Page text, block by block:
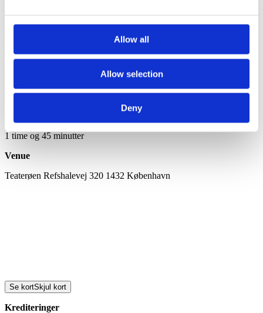
Allow all
Allow selection
Deny
Træning
6.–9.9.2022, 10:00
1 time og 45 minutter
Venue
Teaterøen Refshalevej 320 1432 København
Se kortSkjul kort
Krediteringer